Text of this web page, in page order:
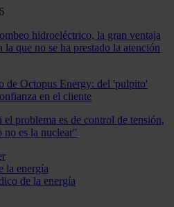
hidroeléctrico, la gran ventaja
la que no se ha prestado la atención
de Octopus Energy: del 'pulpito'
en el cliente
problema es de control de tensión,
no es la nuclear"